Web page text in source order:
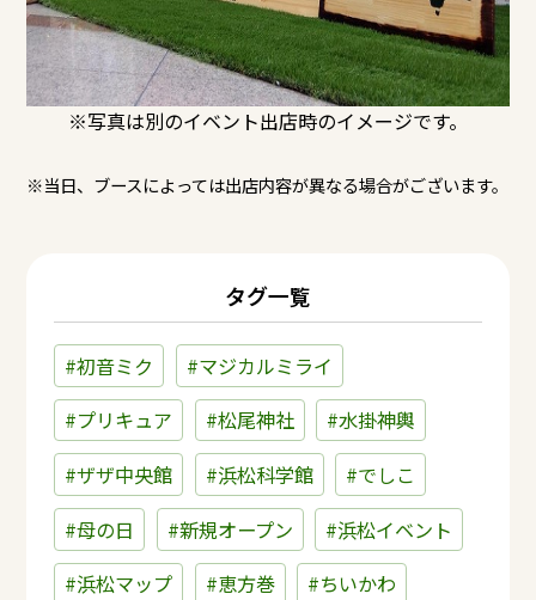
※写真は別のイベント出店時のイメージです。
※当日、ブースによっては出店内容が異なる場合がございます。
タグ一覧
#初音ミク
#マジカルミライ
#プリキュア
#松尾神社
#水掛神輿
#ザザ中央館
#浜松科学館
#でしこ
#母の日
#新規オープン
#浜松イベント
#浜松マップ
#恵方巻
#ちいかわ